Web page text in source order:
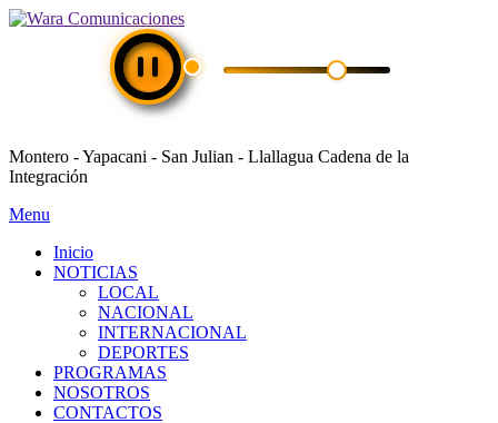
Montero - Yapacani - San Julian - Llallagua Cadena de la
Integración
Menu
Inicio
NOTICIAS
LOCAL
NACIONAL
INTERNACIONAL
DEPORTES
PROGRAMAS
NOSOTROS
CONTACTOS